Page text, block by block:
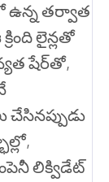
ఉన్న తర్వాత
లైన్లతో
షేర్‌తో,
లిక్విడేట్